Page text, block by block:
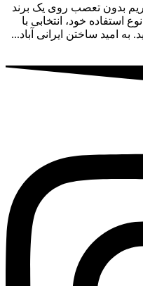
بدون تعصب روی یک برند
استفاده خود، انتخابی با
امید ساختن ایرانی آباد...